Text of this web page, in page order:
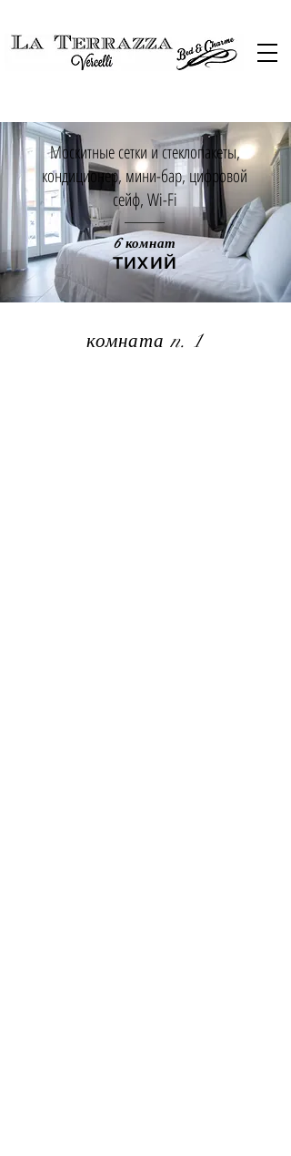
Москитные сетки и стеклопакеты,
кондиционер, мини-бар, цифровой
сейф, Wi-Fi
6 комнат
ТИХИЙ
комната n. 1